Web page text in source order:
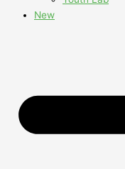
New